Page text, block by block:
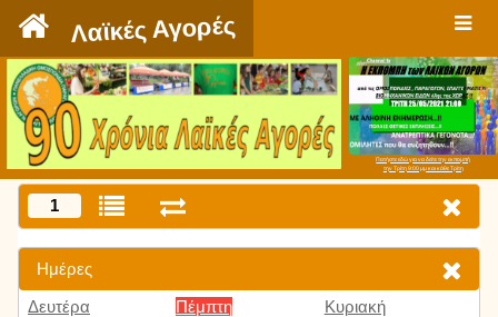
Λαϊκές Αγορές
Πατήστε εδώ για να δείτε την εκπομπή
την Τρίτη 9:00 μμ και κάθε Τρίτη
1
Ημέρες
Δευτέρα
Πέμπτη
Κυριακή